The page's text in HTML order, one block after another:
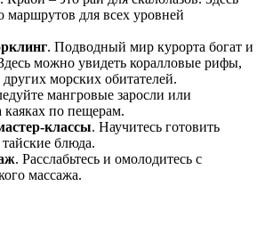
маршрутов для всех уровней
. Подводный мир курорта богат и
можно увидеть коралловые рифы,
морских обитателей.
мангровые заросли или
каяках по пещерам.
классы. Научитесь готовить
блюда.
. Расслабьтесь и омолодитесь с
массажа.